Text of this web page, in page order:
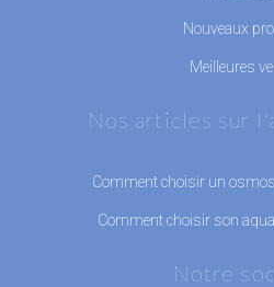
Nouveaux
Meilleures
Nos articles sur
Comment choisir un
Comment choisir son
Notre